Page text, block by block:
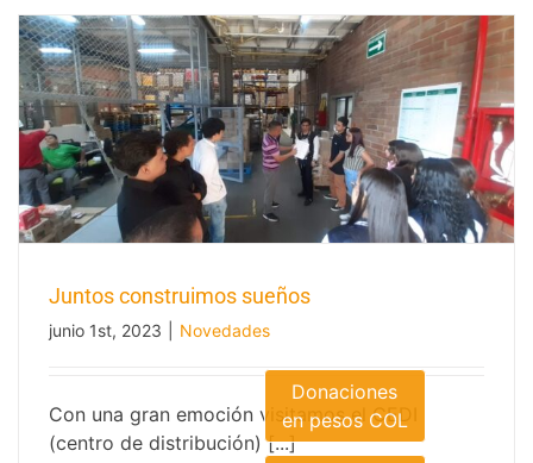
Juntos construimos sueños
junio 1st, 2023 Novedades
Con una gran emoción visitamos el CEDI
(centro de distribución) [...]
Donaciones
en pesos COL